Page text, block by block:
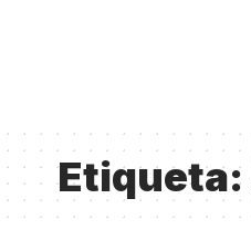
Etiqueta: